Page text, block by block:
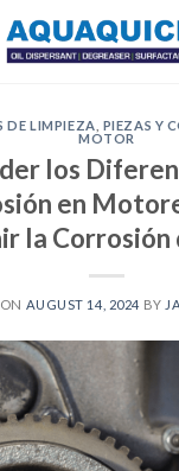
DE LIMPIEZA PIEZAS Y
MOTOR
los
en
la
AUGUST 14, 2024 BY